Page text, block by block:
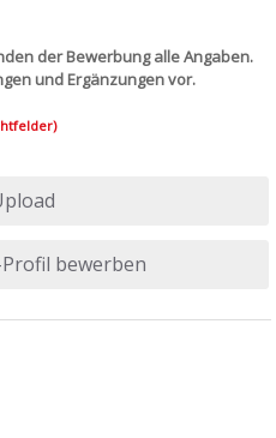
der Bewerbung alle Angaben.
und Ergänzungen vor.
bewerben